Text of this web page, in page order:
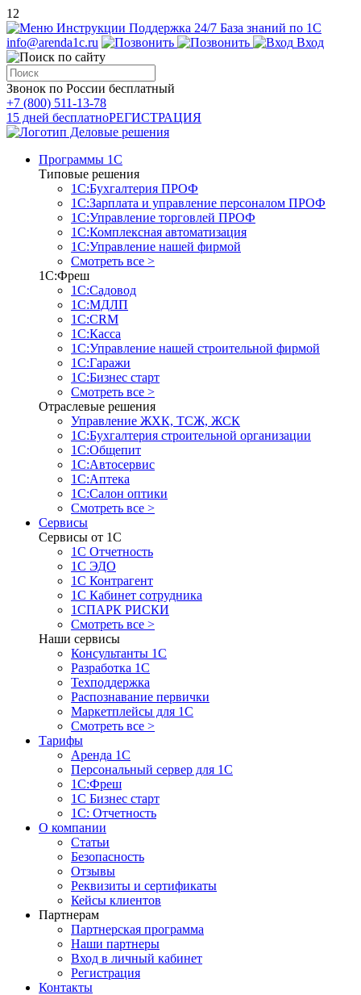
12
Инструкции Поддержка 24/7 База знаний по 1С
info@arenda1c.ru
Вход
Звонок по России бесплатный
+7 (800) 511-13-78
15 дней бесплатноРЕГИСТРАЦИЯ
Программы 1С
Типовые решения
1С:Бухгалтерия ПРОФ
1С:Зарплата и управление персоналом ПРОФ
1С:Управление торговлей ПРОФ
1С:Комплексная автоматизация
1С:Управление нашей фирмой
Смотреть все >
1С:Фреш
1С:Садовод
1С:МДЛП
1С:CRM
1С:Касса
1С:Управление нашей строительной фирмой
1С:Гаражи
1С:Бизнес старт
Смотреть все >
Отраслевые решения
Управление ЖХК, ТСЖ, ЖСК
1С:Бухгалтерия строительной организации
1С:Общепит
1С:Автосервис
1С:Аптека
1С:Салон оптики
Смотреть все >
Сервисы
Сервисы от 1С
1С Отчетность
1С ЭДО
1С Контрагент
1С Кабинет сотрудника
1СПАРК РИСКИ
Смотреть все >
Наши сервисы
Консультанты 1С
Разработка 1С
Техподдержка
Распознавание первички
Маркетплейсы для 1С
Смотреть все >
Тарифы
Аренда 1С
Персональный сервер для 1С
1С:Фреш
1С Бизнес старт
1С: Отчетность
О компании
Статьи
Безопасность
Отзывы
Реквизиты и сертификаты
Кейсы клиентов
Партнерам
Партнерская программа
Наши партнеры
Вход в личный кабинет
Регистрация
Контакты